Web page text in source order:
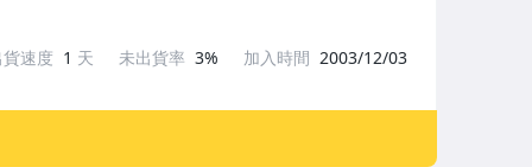
速度 1 天 未出貨率 3% 加入時間 2003/12/03